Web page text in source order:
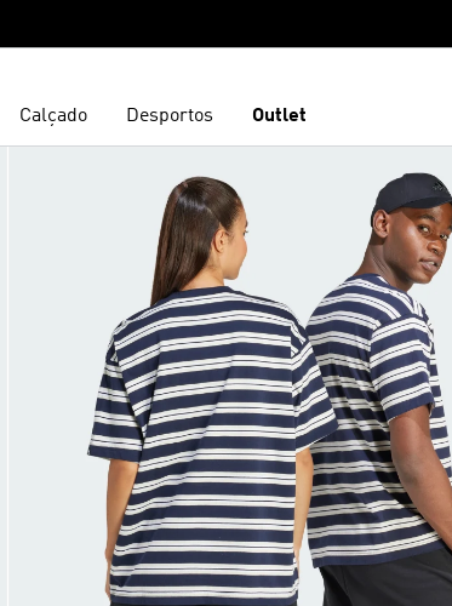
Calçado Desportos Outlet